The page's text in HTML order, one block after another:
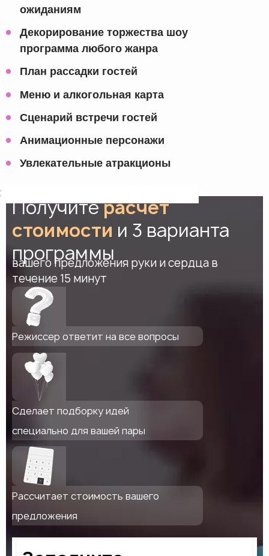
ожиданиям
Декорирование торжества шоу
программа любого жанра
План рассадки гостей
Меню и алкогольная карта
Сценарий встречи гостей
Анимационные персонажи
Увлекательные атракционы
Получитерасчет
стоимости и 3 варианта
программы
вашего предложения руки и сердца в
течение 15 минут
Режиссер ответит на все вопросы
Сделает подборку идей
специально для вашей пары
Рассчитает стоимость вашего
предложения